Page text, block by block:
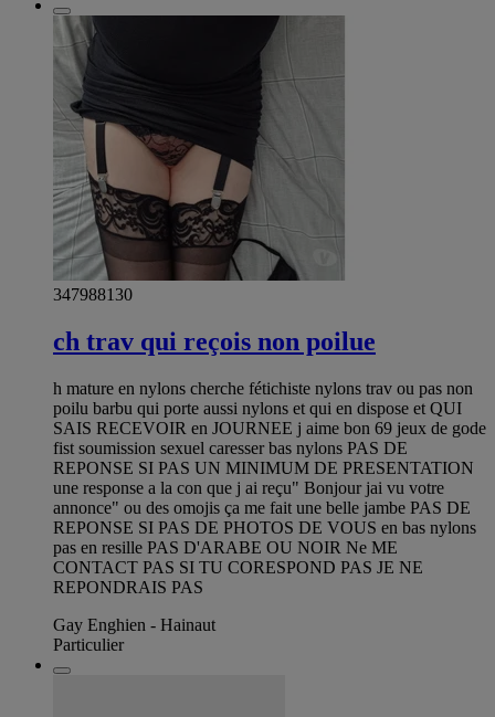
347988130
ch trav qui reçois non poilue
h mature en nylons cherche fétichiste nylons trav ou pas non
poilu barbu qui porte aussi nylons et qui en dispose et QUI
SAIS RECEVOIR en JOURNEE j aime bon 69 jeux de gode
fist soumission sexuel caresser bas nylons PAS DE
REPONSE SI PAS UN MINIMUM DE PRESENTATION
une response a la con que j ai reçu" Bonjour jai vu votre
annonce" ou des omojis ça me fait une belle jambe PAS DE
REPONSE SI PAS DE PHOTOS DE VOUS en bas nylons
pas en resille PAS D'ARABE OU NOIR Ne ME
CONTACT PAS SI TU CORESPOND PAS JE NE
REPONDRAIS PAS
Gay Enghien - Hainaut
Particulier